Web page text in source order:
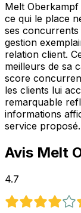
Melt
ce qui le place
ses concurrents
gestion
relation client.
meilleurs de sa
score
les clients lui
remarquable
informations
service proposé.
Avis Melt
4.7